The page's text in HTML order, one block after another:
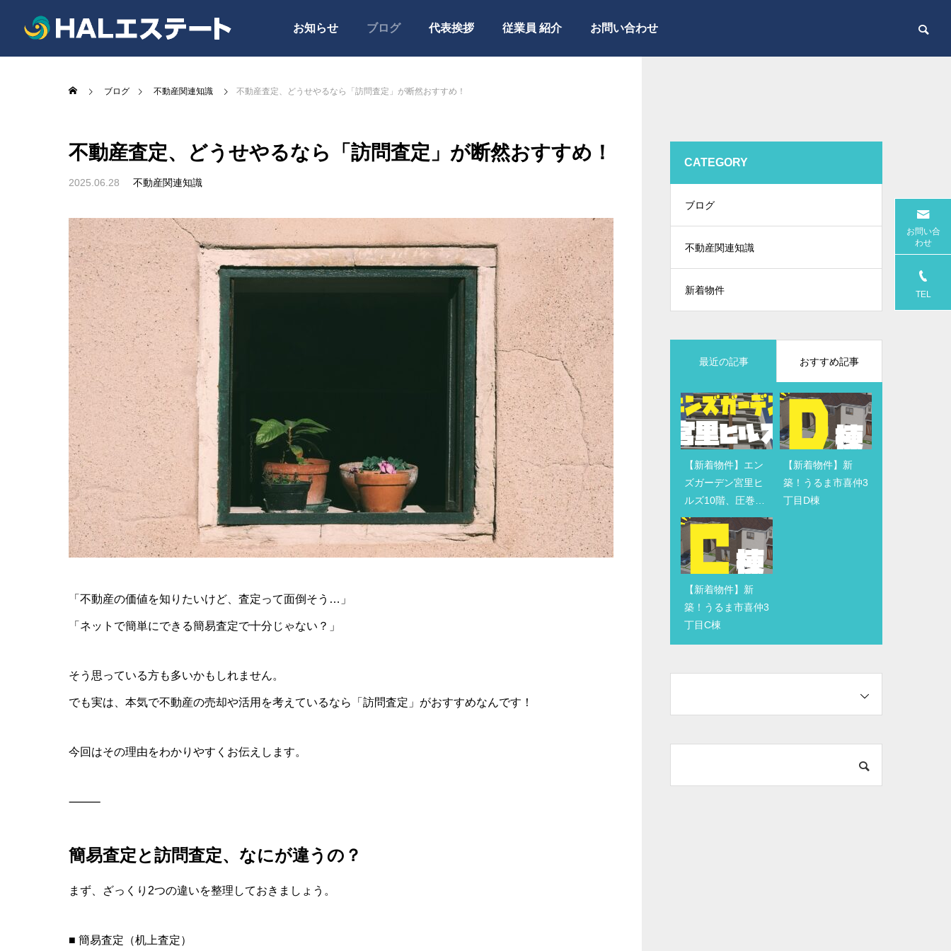
お知らせ ブログ 代表挨拶 従業員 紹介 お問い合わせ
ブログ 不動産関連知識 不動産査定、どうせやるなら「訪問査定」が断然おすすめ！
不動産査定、どうせやるなら「訪問査定」が断然おすすめ！
2025.06.28 不動産関連知識
「不動産の価値を知りたいけど、査定って面倒そう…」
「ネットで簡単にできる簡易査定で十分じゃない？」
そう思っている方も多いかもしれません。
でも実は、本気で不動産の売却や活用を考えているなら「訪問査定」がおすすめなんです！
今回はその理由をわかりやすくお伝えします。
⸻
簡易査定と訪問査定、なにが違うの？
まず、ざっくり2つの違いを整理しておきましょう。
■ 簡易査定（机上査定）
CATEGORY
ブログ
不動産関連知識
新着物件
最近の記事 おすすめ記事
【新着物件】エン
ズガーデン宮里ヒ
ルズ10階、圧巻の
眺望！！
【新着物件】新
築！うるま市喜仲3
丁目D棟
【新着物件】新
築！うるま市喜仲3
丁目C棟
【新着物件】新
築！うるま市喜仲3
丁目D棟
知っていると安
心。相続税がかか
るケース・かから
【新着物件】沖縄
市知花4丁目収益物
件
お問い合
わせ
TEL